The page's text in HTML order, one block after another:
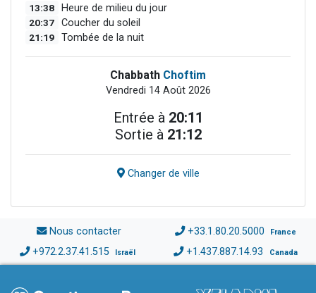
13:38 Heure de milieu du jour
20:37 Coucher du soleil
21:19 Tombée de la nuit
Chabbath Choftim
Vendredi 14 Août 2026
Entrée à 20:11
Sortie à 21:12
Changer de ville
Nous contacter +33.1.80.20.5000 France
+972.2.37.41.515 Israël +1.437.887.14.93 Canada